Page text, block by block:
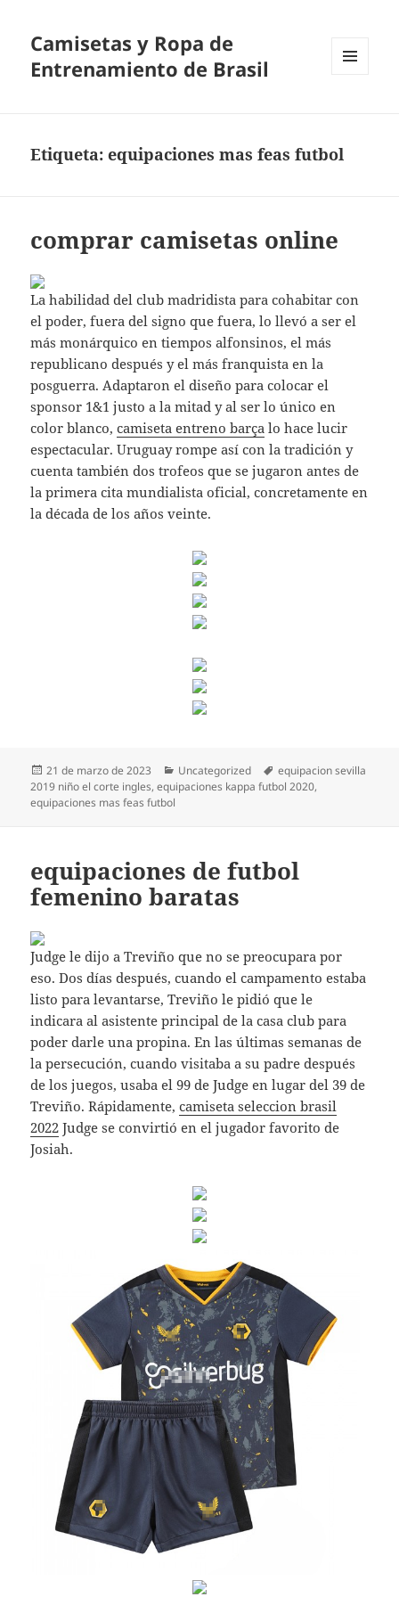
Camisetas y Ropa de
Entrenamiento de Brasil
Etiqueta:equipaciones mas feas futbol
comprar camisetas online
La habilidad del club madridista para cohabitar con
el poder, fuera del signo que fuera, lo llevó a ser el
más monárquico en tiempos alfonsinos, el más
republicano después y el más franquista en la
posguerra. Adaptaron el diseño para colocar el
sponsor 1&1 justo a la mitad y al ser lo único en
color blanco,camiseta entreno barça lo hace lucir
espectacular. Uruguay rompe así con la tradición y
cuenta también dos trofeos que se jugaron antes de
la primera cita mundialista oficial, concretamente en
la década de los años veinte.
Publicado
el
21 de marzo de 2023 Categorías
Uncategorized Etiquetas
equipacion sevilla
2019 niño el corte ingles,equipaciones kappa futbol 2020,
equipaciones mas feas futbol
equipaciones de futbol
femenino baratas
Judge le dijo a Treviño que no se preocupara por
eso. Dos días después, cuando el campamento estaba
listo para levantarse, Treviño le pidió que le
indicara al asistente principal de la casa club para
poder darle una propina. En las últimas semanas de
la persecución, cuando visitaba a su padre después
de los juegos, usaba el 99 de Judge en lugar del 39 de
Treviño. Rápidamente,camiseta seleccion brasil
2022 Judge se convirtió en el jugador favorito de
Josiah.